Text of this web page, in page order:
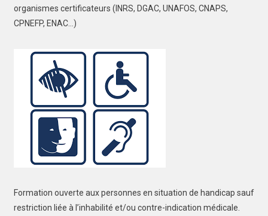
organismes certificateurs (INRS, DGAC, UNAFOS, CNAPS,
CPNEFP, ENAC…)
Formation ouverte aux personnes en situation de handicap sauf
restriction liée à l’inhabilité et/ou contre-indication médicale.